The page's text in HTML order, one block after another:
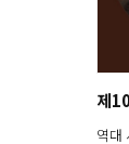
제
역대